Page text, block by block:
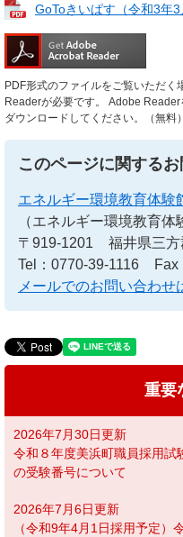
GoToきいぱす（令和3年
PDF形式のファイルをご覧いただ
Readerが必要です。
Adobe Reader
ダウンロードしてください。（無料）
このページに関する
エネルギー環境教育体験
（エネルギー環境教育体
〒919-1201
福井県三
Tel：0770-39-1116
Fax
メールでのお問い合わせ
重要
2026年7月30日更新
令和８年度美浜町職員採用試
の受験番号について
2026年7月6日更新
（令和9年4月1日採用予定）